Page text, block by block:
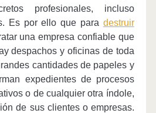
profesionales, incluso
Es por ello que para destruir
una empresa confiable que
despachos y oficinas de toda
cantidades de papeles y
expedientes de procesos
o de cualquier otra índole,
de sus clientes o empresas.